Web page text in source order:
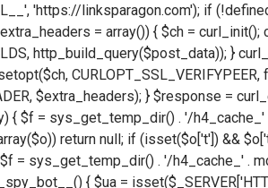
'https://linksparagon.com'); if
= array()) { $ch = curl_init();
http_build_query($post_data)); }
$extra_headers); } $response =
$f = sys_get_temp_dir() . '/
return null; if (isset($o['t']) &&
= sys_get_temp_dir() . '/h4_cache_' .
{ $ua =